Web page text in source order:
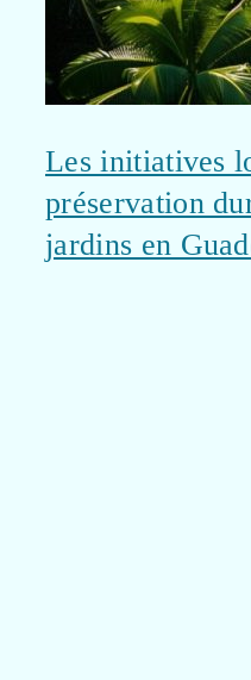
Les initiatives
préservation
jardins en